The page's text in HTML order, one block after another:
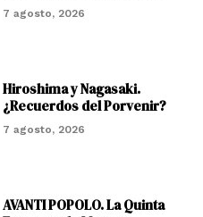
7 agosto, 2026
Hiroshima y Nagasaki.
¿Recuerdos del Porvenir?
7 agosto, 2026
AVANTI POPOLO. La Quinta